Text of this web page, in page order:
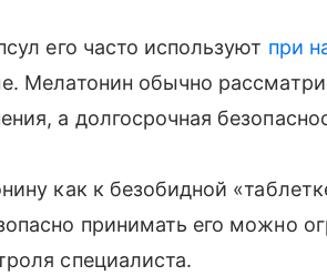
его часто используют при
Мелатонин обычно
а долгосрочная
как к безобидной
принимать его можно
специалиста.